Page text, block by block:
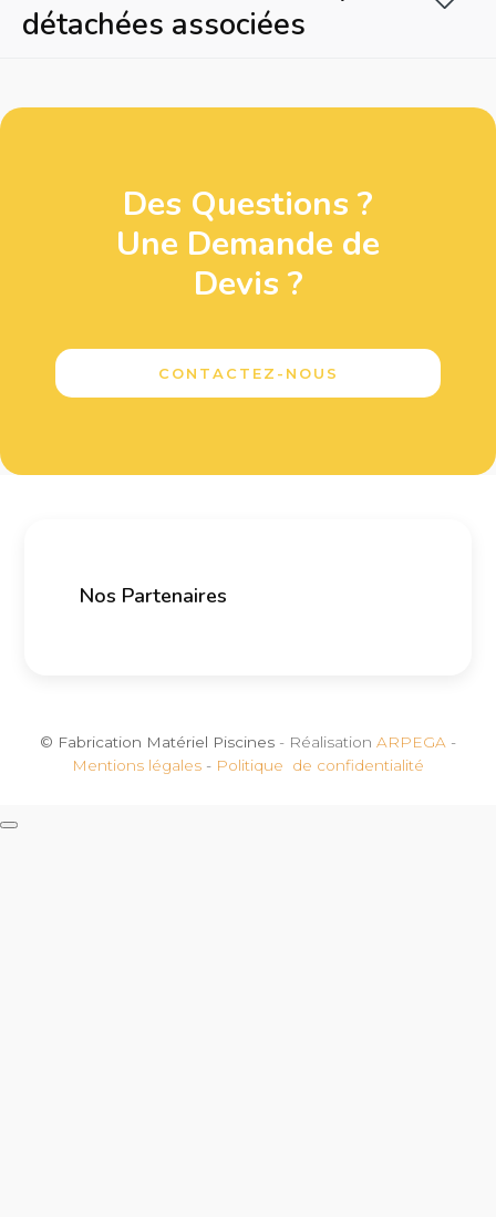
détachées associées
Des Questions ?
Une Demande de
Devis ?
CONTACTEZ-NOUS
Nos Partenaires
© Fabrication Matériel Piscines - Réalisation ARPEGA -
Mentions légales - Politique de confidentialité